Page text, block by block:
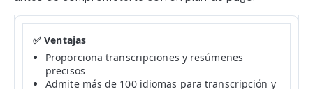
Proporciona transcripciones y resúmenes
precisos
Admite más de 100 idiomas para transcripción y